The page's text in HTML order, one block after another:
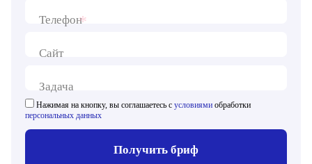
Телефон*
Сайт
Задача
Нажимая на кнопку, вы соглашаетесь с условиями обработки
персональных данных
Получить бриф